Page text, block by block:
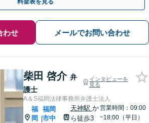
料金表を見る
わせ メールでお問い合わせ
柴田 啓介 弁
護士
インタビューを
見る
A＆S福岡法律事務所弁護士法人
福
岡 |
福岡
市中
天神駅 か
ら徒歩3
営業時間：09:00
~18:00（平日）